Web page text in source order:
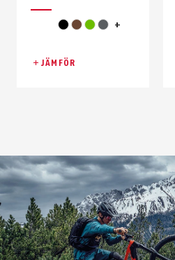
svartbrungrön
grå
turkos +
JÄMFÖR